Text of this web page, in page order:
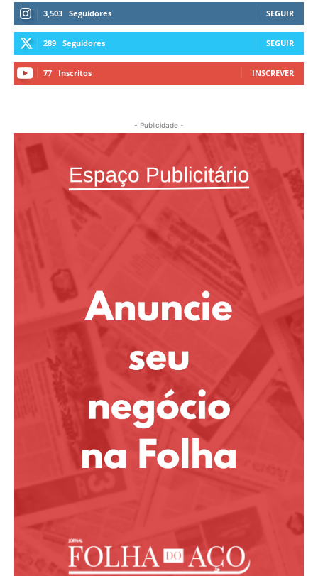
3,503 Seguidores SEGUIR
289 Seguidores SEGUIR
77 Inscritos INSCREVER
- Publicidade -